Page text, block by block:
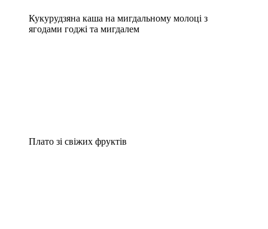
Кукурудзяна каша на мигдальному молоці з
ягодами годжі та мигдалем
Плато зі свіжих фруктів